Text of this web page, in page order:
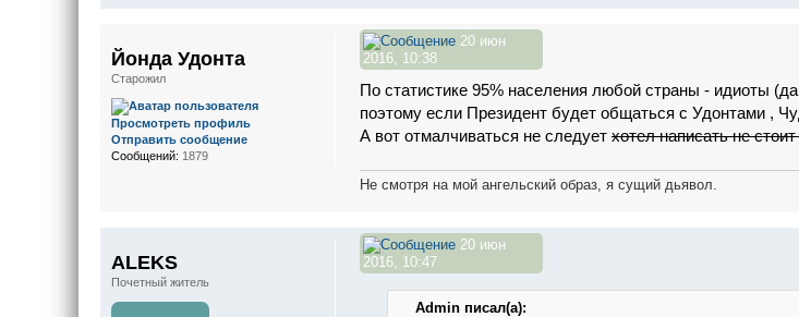
20 июн
2016, 10:38
По статистике 95% населения любой страны - идиоты
поэтому если Президент будет общаться с Удонтами ,
А вот отмалчиваться не следует хотел написать не
Не смотря на мой ангельский образ, я сущий дьявол.
Йонда Удонта
Старожил
Просмотреть профиль
Отправить сообщение
Сообщений: 1879
20 июн
2016, 10:47
Admin писал(а):
ALEKS
Почетный житель